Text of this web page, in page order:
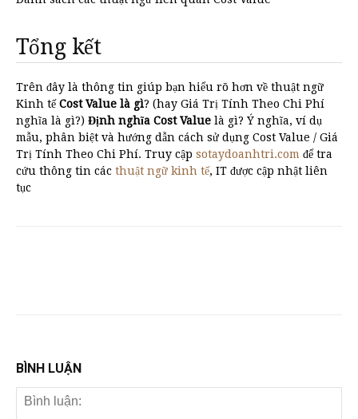
Tổng kết
Trên đây là thông tin giúp bạn hiểu rõ hơn về thuật ngữ
Kinh tếCost Value là gì? (hay Giá Trị Tính Theo Chi Phí
nghĩa là gì?) Định nghĩa Cost Value là gì? Ý nghĩa, ví dụ
mẫu, phân biệt và hướng dẫn cách sử dụng Cost Value / Giá
Trị Tính Theo Chi Phí. Truy cập sotaydoanhtri.com để tra
cứu thông tin các thuật ngữ kinh tế, IT được cập nhật liên
tục
BÌNH LUẬN